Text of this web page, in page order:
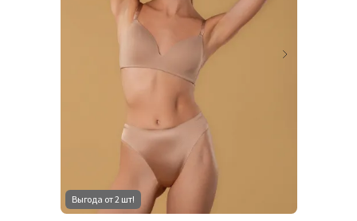
Выгода от 2 шт!